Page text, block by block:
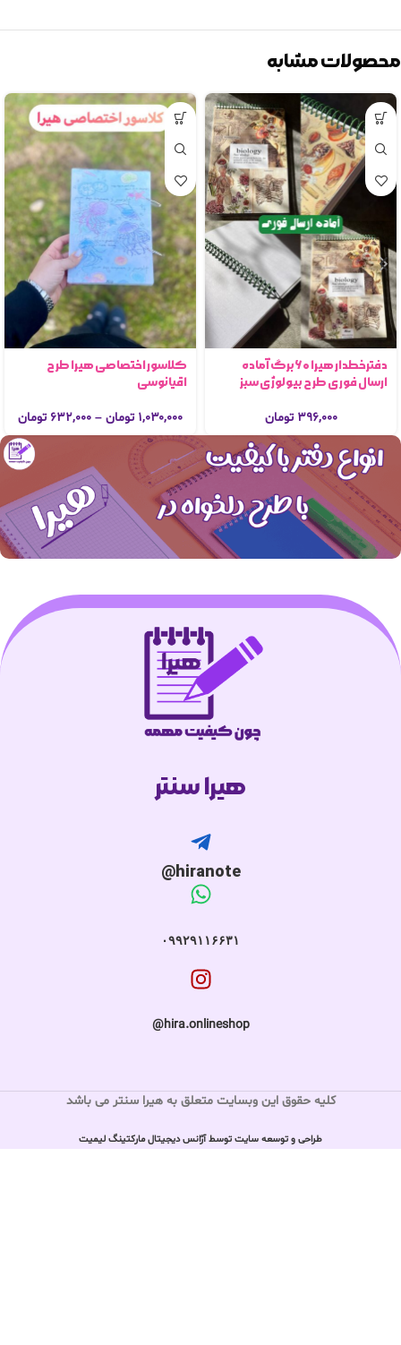
محصولات مشابه
دفترخطدار هیرا ۶۰برگ آماده
ارسال فوری طرح بیولوژی سبز
۳۹۶,۰۰۰ تومان
کلاسور اختصاصی هیرا طرح
اقیانوسی
۱,۰۳۰,۰۰۰ تومان – ۶۳۲,۰۰۰ تومان
هیرا سنتر
hiranote@
۰۹۹۲۹۱۱۶۶۳۱
hira.onlineshop@
کلیه حقوق این وبسایت متعلق به هیرا سنتر می باشد
طراحی و توسعه سایت توسط آژانس دیجیتال مارکتینگ لیمیت